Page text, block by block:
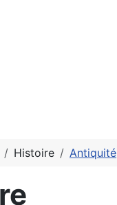
Histoire Antiquité